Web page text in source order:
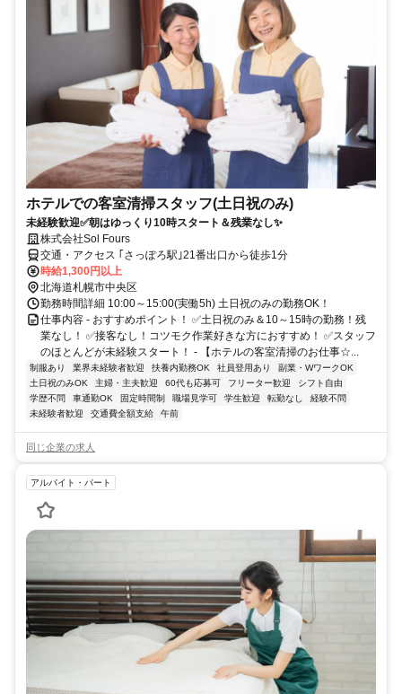
ホテルでの客室清掃スタッフ(土日祝のみ)
未経験歓迎✅朝はゆっくり10時スタート＆残業なし✨
株式会社Sol Fours
交通・アクセス ｢さっぽろ駅｣21番出口から徒歩1分
時給1,300円以上
北海道札幌市中央区
勤務時間詳細 10:00～15:00(実働5h) 土日祝のみの勤務OK！
仕事内容 - おすすめポイント！ ✅土日祝のみ＆10～15時の勤務！残
業なし！ ✅接客なし！コツモク作業好きな方におすすめ！ ✅スタッフ
のほとんどが未経験スタート！ - 【ホテルの客室清掃のお仕事☆...
制服あり 業界未経験者歓迎 扶養内勤務OK 社員登用あり
副業・WワークOK
土日祝のみOK
主婦・主夫歓迎 60代も応募可 フリーター歓迎
シフト自由
学歴不問
車通勤OK 固定時間制 職場見学可 学生歓迎 転勤なし
経験不問
未経験者歓迎
交通費全額支給 午前
同じ企業の求人
アルバイト・パート